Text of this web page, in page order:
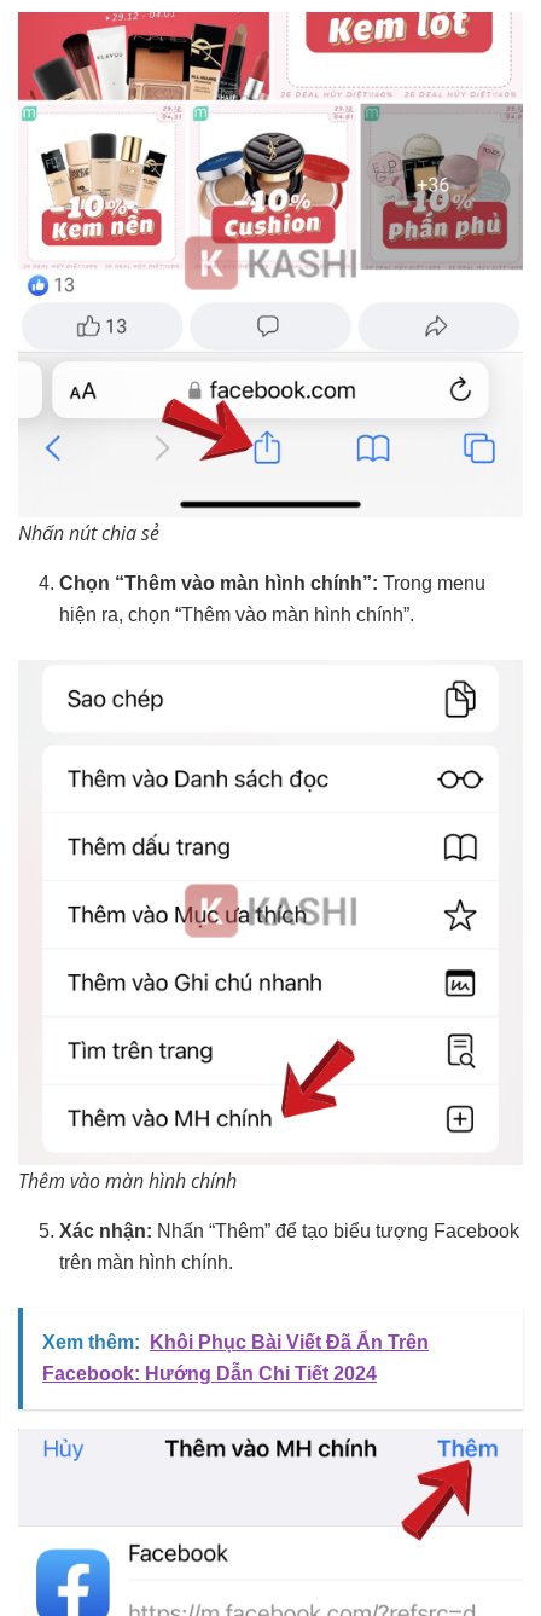
Nhấn nút chia sẻ
Chọn “Thêm vào màn hình chính”: Trong menu
hiện ra, chọn “Thêm vào màn hình chính”.
Thêm vào màn hình chính
Xác nhận: Nhấn “Thêm” để tạo biểu tượng Facebook
trên màn hình chính.
Xem thêm:
Khôi Phục Bài Viết Đã Ẩn Trên
Facebook: Hướng Dẫn Chi Tiết 2024